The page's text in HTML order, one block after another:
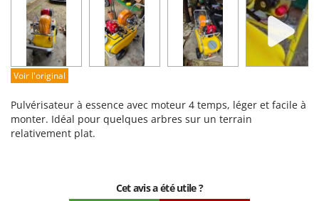
Prestations
Facilité d'utilisation
Qualité / Prix
Facilité de montage
Voir l'original
Pulvérisateur à essence avec moteur 4 temps, léger et facile à
monter. Idéal pour quelques arbres sur un terrain
relativement plat.
Cet avis a été utile ?